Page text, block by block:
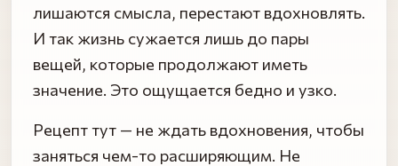
лишаются смысла, перестают вдохновлять.
И так жизнь сужается лишь до пары
вещей, которые продолжают иметь
значение. Это ощущается бедно и узко.
Рецепт тут — не ждать вдохновения, чтобы
заняться чем-то расширяющим. Не